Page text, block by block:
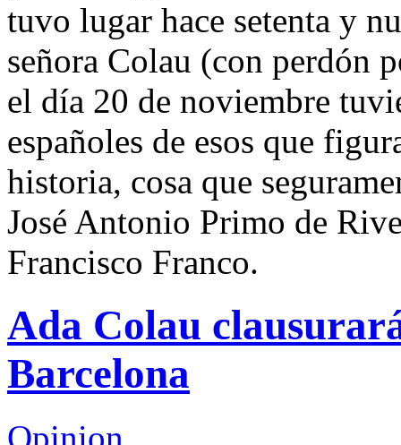
tuvo lugar hace setenta y
señora Colau (con perdón
el día 20 de noviembre
españoles de esos que
historia, cosa que
José Antonio Primo de
Francisco Franco.
Ada Colau
Barcelona
Opinion